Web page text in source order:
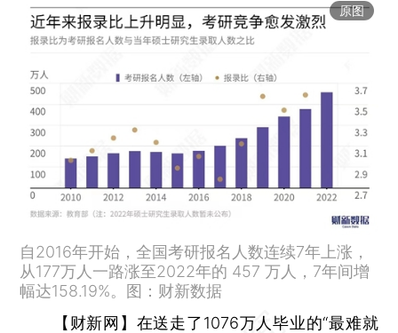
原图
自2016年开始，全国考研报名人数连续7年上涨，
从177万人一路涨至2022年的 457 万人，7年间增
幅达158.19%。图：财新数据
【财新网】 在送走了1076万人毕业的“最难就